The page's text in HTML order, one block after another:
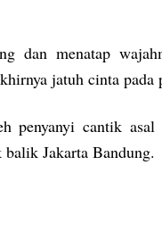
dan menatap
jatuh cinta pada
penyanyi cantik
balik Jakarta Bandung.